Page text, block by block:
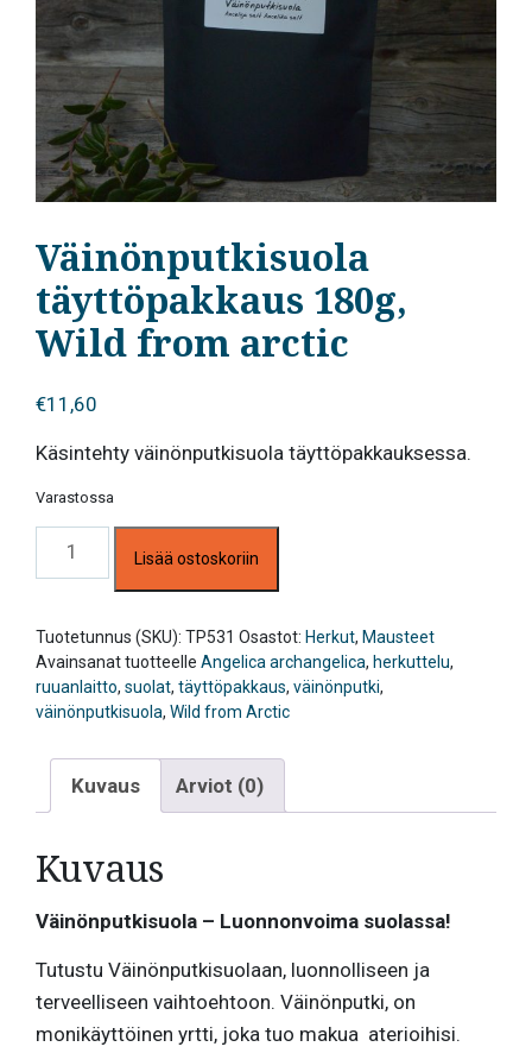
Väinönputkisuola
täyttöpakkaus 180g,
Wild from arctic
€11,60
Käsintehty väinönputkisuola täyttöpakkauksessa.
Varastossa
täyttöpakkaus
from
arctic
määrä
Lisää ostoskoriin
Tuotetunnus (SKU): TP531 Osastot: Herkut, Mausteet
Avainsanat tuotteelle Angelica archangelica, herkuttelu,
ruuanlaitto, suolat, täyttöpakkaus, väinönputki,
väinönputkisuola, Wild from Arctic
Kuvaus Arviot (0)
Kuvaus
Väinönputkisuola – Luonnonvoima suolassa!
Tutustu Väinönputkisuolaan, luonnolliseen ja
terveelliseen vaihtoehtoon. Väinönputki, on
monikäyttöinen yrtti, joka tuo makua aterioihisi.